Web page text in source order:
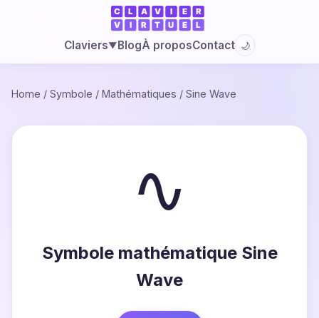
Claviers▼BlogÀ proposContact 🌙
Home / Symbole / Mathématiques / Sine Wave
∿
Symbole mathématique Sine
Wave